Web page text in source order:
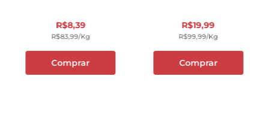
R$8,39
R$83,99/kg
Comprar
R$19,99
R$99,99/kg
Comprar